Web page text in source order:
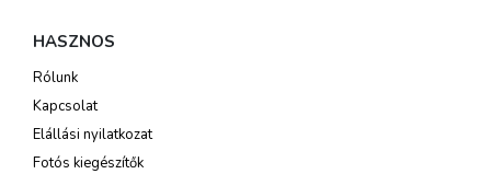
HASZNOS
Rólunk
Kapcsolat
Elállási nyilatkozat
Fotós kiegészítők